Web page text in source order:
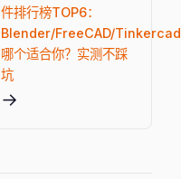
件排行榜TOP6：
Blender/FreeCAD/Tinkercad
哪个适合你？实测不踩
坑
→